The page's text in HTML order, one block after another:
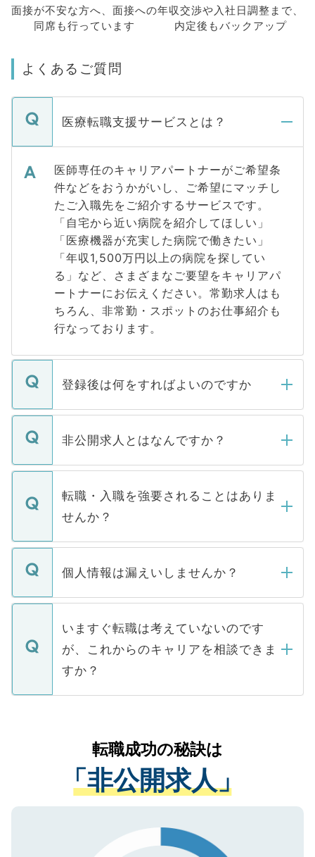
面接が不安な方へ、 面接への
同席も行っています
年収交渉や入社日調整まで、
内定後もバックアップ
よくあるご質問
医療転職支援サービスとは？
医師専任のキャリアパートナーがご希望条
件などをおうかがいし、ご希望にマッチし
たご入職先をご紹介するサービスです。
「自宅から近い病院を紹介してほしい」
「医療機器が充実した病院で働きたい」
「年収1,500万円以上の病院を探してい
る」など、さまざまなご要望をキャリアパ
ートナーにお伝えください。常勤求人はも
ちろん、非常勤・スポットのお仕事紹介も
行なっております。
登録後は何をすればよいのですか
ご登録いただきましたら、弊社担当者がご
登録内容を確認し、その後メールもしくは
ます。通常、5営業日以内にはご連絡をせて
いただきますので、しばらくお待ちくださ
い。
非公開求人とはなんですか？
マイナビDOCTORで取り扱っている求人の
うち約3割は、Webサイトからご覧いただ
けない「非公開求人」です。非公開求人は
下記の理由によって、一般には公開してい
ません。
■応募殺到を避けるため 人気のある医療機
関を公にしてしまうと、応募が殺到する場
に、医療機関が求める条件に合った人材の
みを人材紹介会社に依頼するケースが増え
ています。
転職・入職を強要されることはありま
せんか？
転職・入職を強要することは一切ありませ
ん。また、仮に応募先から内定をいただい
定を承諾する必要はありません。内定先へ
の辞退の連絡はキャリアパートナーが行い
ますので、ご安心ください。
個人情報は漏えいしませんか？
個人情報が漏えいすることはありませんの
で、ご安心ください。当サイトからの登録
などで収集したご登録者様の個人情報は、
ご本人のキャリアアップおよび転職活動の
支援を目的に使用いたします。お預かりし
ているすべての個人データはご本人の許可
は、個人情報の取り扱いについての厳密な
管理基準を満たした事業者のみに付与され
る、プライバシーマークを取得済みです。
ご登録いただいた個人情報は、SSL（デー
で、機密保持に関してもご安心ください。
いますぐ転職は考えていないのです
が、これからのキャリアを相談できま
すか？
かがいして、現在の医療機関の状況や紹介
経験をまじえながら、適切なアドバイスを
させていただきます。すぐにご転職をされ
ない方には、長期的なサポートが可能です
ので、まずはご登録ください。
転職成功の秘訣は
「非公開求人」